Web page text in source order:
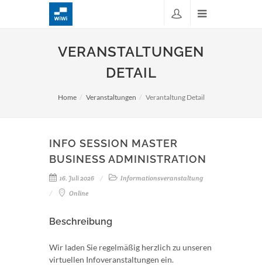
VERANSTALTUNGEN
DETAIL
Home Veranstaltungen Verantaltung Detail
INFO SESSION MASTER
BUSINESS ADMINISTRATION
16. Juli 2026
Informationsveranstaltung
Online
Beschreibung
Wir laden Sie regelmäßig herzlich zu unseren
virtuellen Infoveranstaltungen ein.